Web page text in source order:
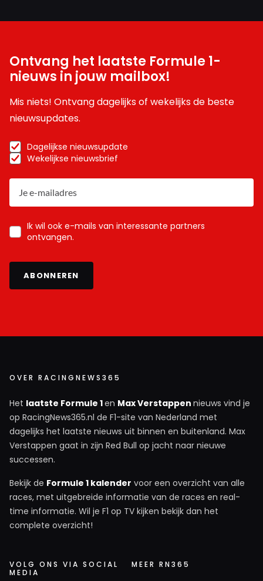
Ontvang het laatste Formule 1-
nieuws in jouw mailbox!
Mis niets! Ontvang dagelijks of wekelijks de beste
nieuwsupdates.
Dagelijkse nieuwsupdate
Wekelijkse nieuwsbrief
Ik wil ook e-mails van interessante partners
ontvangen.
ABONNEREN
OVER RACINGNEWS365
Het laatste Formule 1en Max Verstappen nieuws vind je
op RacingNews365.nl de F1-site van Nederland met
dagelijks het laatste nieuws uit binnen en buitenland. Max
Verstappen gaat in zijn Red Bull op jacht naar nieuwe
successen.
Bekijk de Formule 1 kalender voor een overzicht van alle
races, met uitgebreide informatie van de races en real-
time informatie. Wil je F1 op TV kijken bekijk dan het
complete overzicht!
VOLG ONS VIA SOCIAL
MEDIA
MEER RN365